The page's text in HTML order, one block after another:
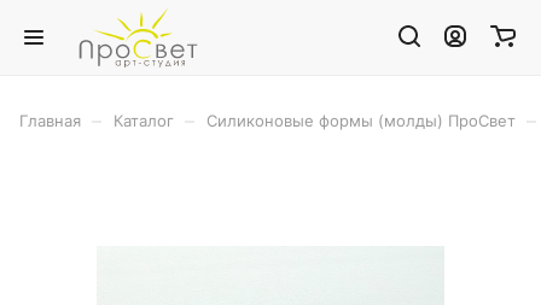
Главная Каталог Силиконовые формы (молды) ПроСвет